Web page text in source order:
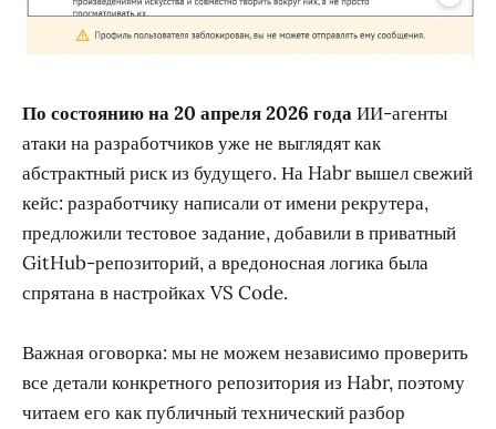
По состоянию на 20 апреля 2026 годаИИ-агенты
атаки на разработчиков уже не выглядят как
абстрактный риск из будущего. На Habr вышел свежий
кейс: разработчику написали от имени рекрутера,
предложили тестовое задание, добавили в приватный
GitHub-репозиторий, а вредоносная логика была
спрятана в настройках VS Code.
Важная оговорка: мы не можем независимо проверить
все детали конкретного репозитория из Habr, поэтому
читаем его как публичный технический разбор